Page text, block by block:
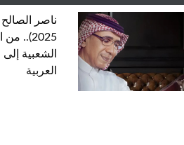
2025)..
الشعبية
العربية